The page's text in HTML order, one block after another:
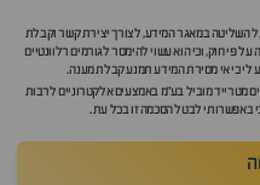
השליטה במאגר המידע, לצורך יצירת קשר וקבלת
פי חוק, וכי הוא עשוי להימסר לגורמים רלוונטיים
לי כי אי מסירת המידע תמנע קבלת מענה.
מטרייד מוביל בע"מ באמצעים אלקטרוניים לרבות